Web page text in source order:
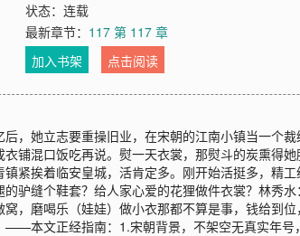
状态：连载
最新章节： 117 第 117 章
加入书架
点击阅读
，她立志要重操旧业，在宋朝的江南小镇当一个
铺混口饭吃再说。熨一天衣裳，那熨斗的炭熏得
紧挨着临安皇城，活肯定多。刚开始活挺多，精
驴缝个鞋套？给人家心爱的花狸做件衣裳？林秀
，磨喝乐（娃娃）做小衣那都不算是事，钱给到
——本文正经指南：1.宋朝背景，不架空无真实年号